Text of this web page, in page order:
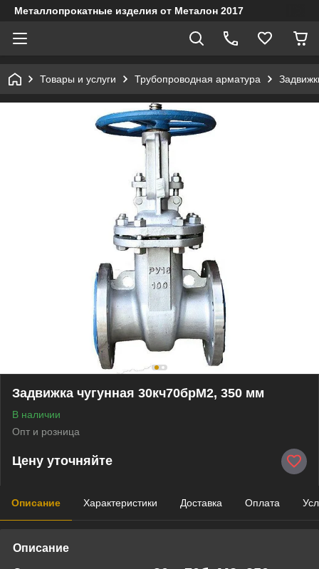
Металлопрокатные изделия от Металон 2017
Товары и услуги Трубопроводная арматура
Задвижка чугунная 30кч70брМ2, 350 мм
В наличии
Опт и розница
Цену уточняйте
Описание Характеристики Доставка Оплата
Описание